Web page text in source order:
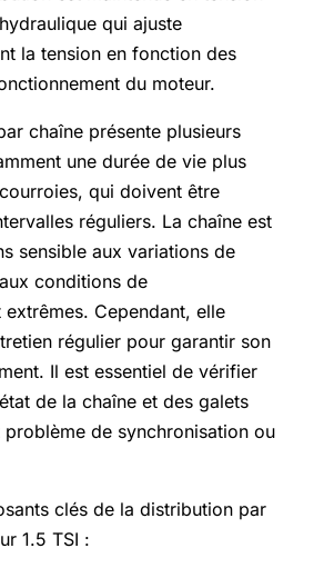
qui ajuste
la tension en fonction des
du moteur.
chaîne présente plusieurs
une durée de vie plus
qui doivent être
réguliers. La chaîne est
sensible aux variations de
conditions de
Cependant, elle
régulier pour garantir son
Il est essentiel de vérifier
de la chaîne et des galets
de synchronisation ou
clés de la distribution par
1.5 TSI :